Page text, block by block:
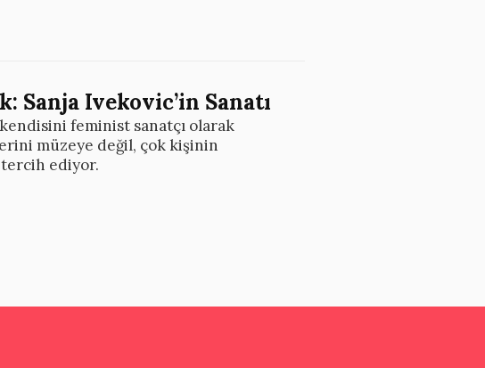
Sanja Ivekovic’in Sanatı
feminist sanatçı olarak
müzeye değil, çok kişinin
ediyor.